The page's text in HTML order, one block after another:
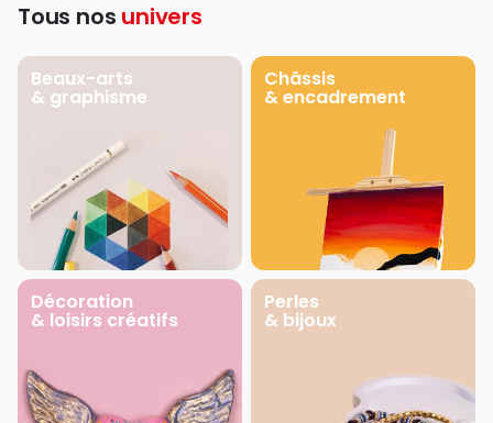
Tous nos univers
Beaux-arts
& graphisme
Châssis
& encadrement
Décoration
& loisirs créatifs
Perles
& bijoux